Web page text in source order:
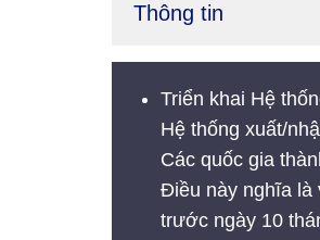
Thông tin
Triển khai Hệ
Hệ thống xuất/
Các quốc gia
Điều này nghĩa là
trước ngày 10